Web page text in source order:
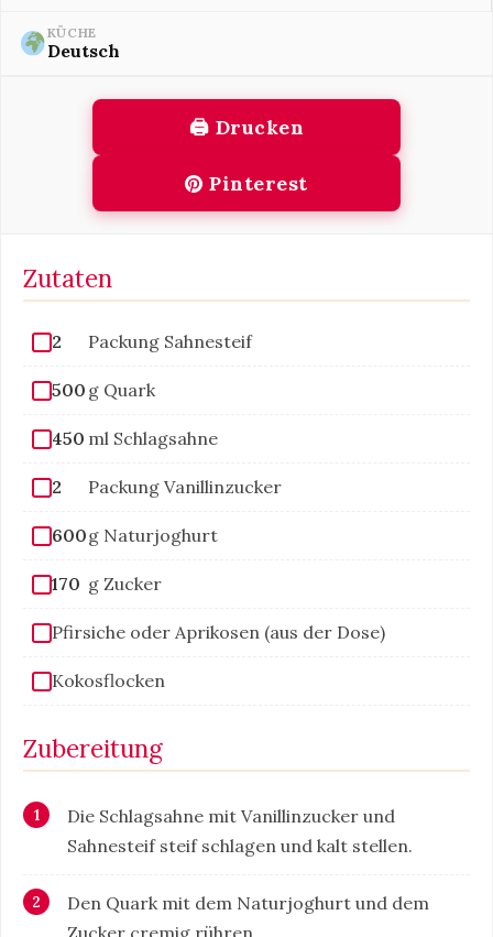
KÜCHE
Deutsch
🖨 Drucken
Pinterest
Zutaten
2 Packung Sahnesteif
500 g Quark
450 ml Schlagsahne
2 Packung Vanillinzucker
600g Naturjoghurt
170 g Zucker
Pfirsiche oder Aprikosen (aus der Dose)
Kokosflocken
Zubereitung
Die Schlagsahne mit Vanillinzucker und
Sahnesteif steif schlagen und kalt stellen.
Den Quark mit dem Naturjoghurt und dem